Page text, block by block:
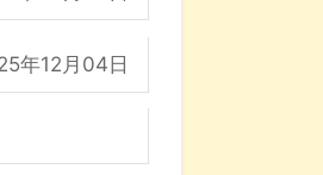
年12月04日